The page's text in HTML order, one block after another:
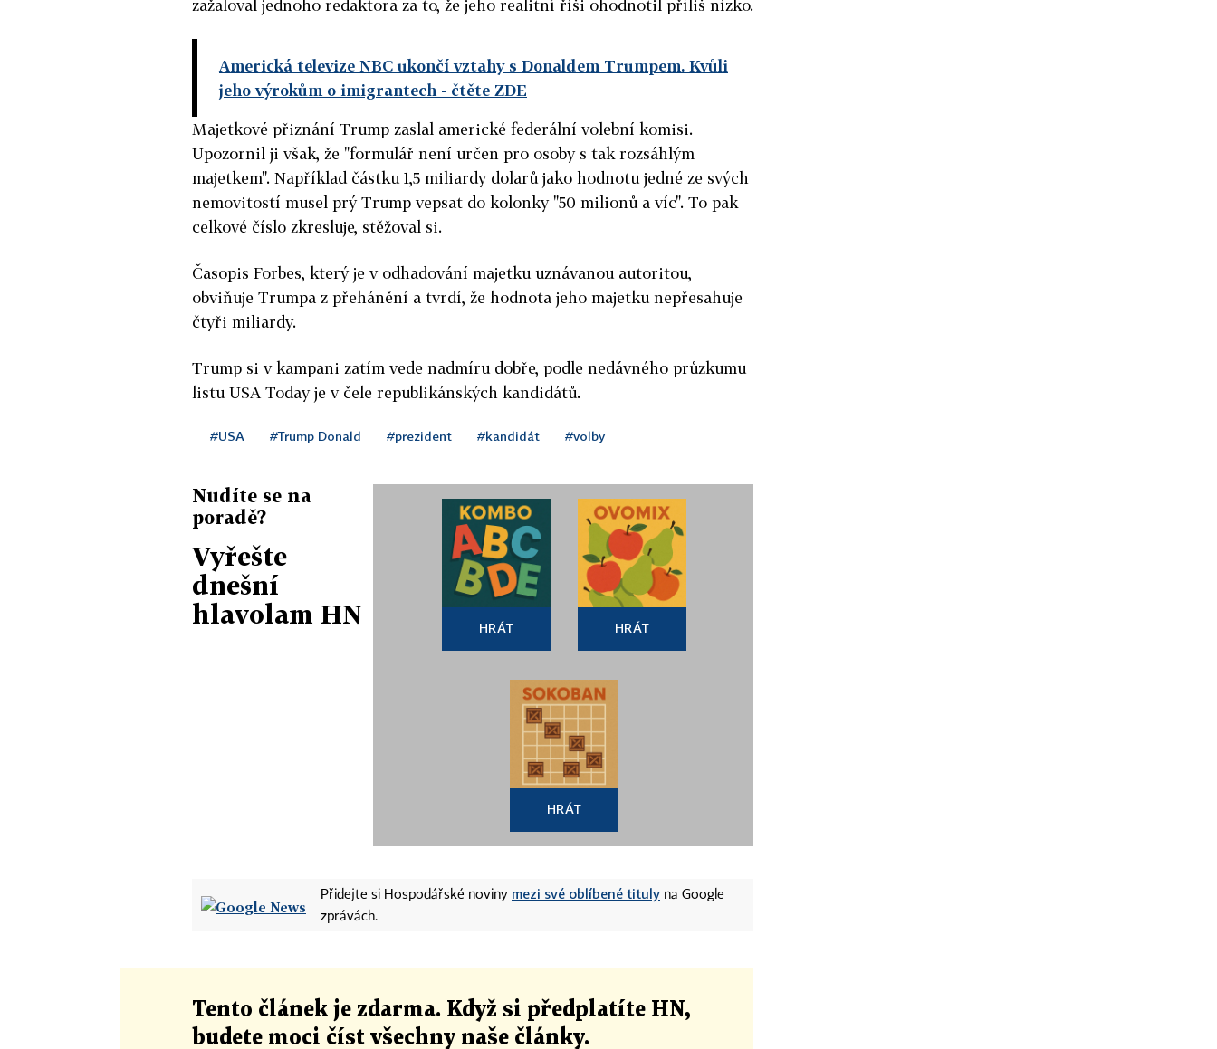
zažaloval jednoho redaktora za to, že jeho realitní říši ohodnotil příliš nízko.
Americká televize NBC ukončí vztahy s Donaldem Trumpem. Kvůli
jeho výrokům o imigrantech - čtěte ZDE
Majetkové přiznání Trump zaslal americké federální volební komisi.
Upozornil ji však, že "formulář není určen pro osoby s tak rozsáhlým
majetkem". Například částku 1,5 miliardy dolarů jako hodnotu jedné ze svých
nemovitostí musel prý Trump vepsat do kolonky "50 milionů a víc". To pak
celkové číslo zkresluje, stěžoval si.
Časopis Forbes, který je v odhadování majetku uznávanou autoritou,
obviňuje Trumpa z přehánění a tvrdí, že hodnota jeho majetku nepřesahuje
čtyři miliardy.
Trump si v kampani zatím vede nadmíru dobře, podle nedávného průzkumu
listu USA Today je v čele republikánských kandidátů.
#USA #Trump Donald #prezident #kandidát #volby
Nudíte se na
poradě?
Vyřešte
dnešní
hlavolam HN
HRÁT HRÁT
HRÁT
Přidejte si Hospodářské noviny mezi své oblíbené tituly na Google
zprávách.
Tento článek je zdarma. Když si předplatíte HN,
budete moci číst všechny naše články.